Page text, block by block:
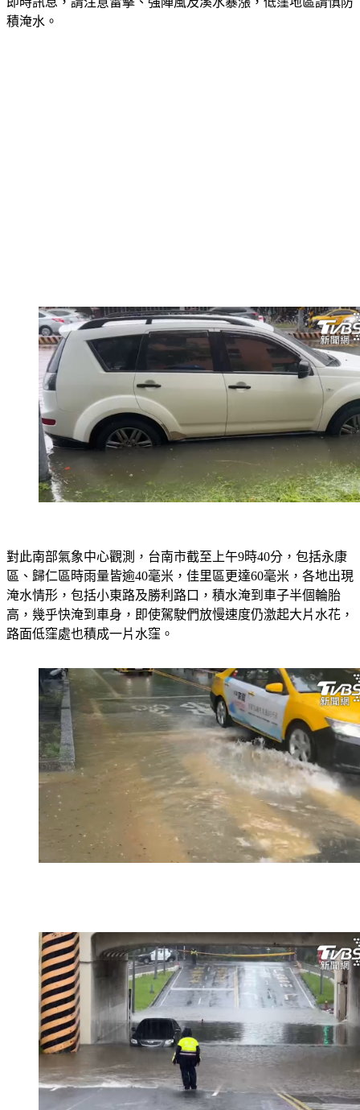
積淹水。
對此南部氣象中心觀測，台南市截至上午9時40分，包括永康
區、歸仁區時雨量皆逾40毫米，佳里區更達60毫米，各地出現
淹水情形，包括小東路及勝利路口，積水淹到車子半個輪胎
高，幾乎快淹到車身，即使駕駛們放慢速度仍激起大片水花，
路面低窪處也積成一片水窪。